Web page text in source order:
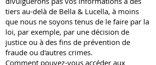
tiers au-delà de Bella & Lucella, à moins
que nous ne soyons tenus de le faire par la
loi, par exemple, par une décision de
justice ou à des fins de prévention de
fraude ou d'autres crimes.
Comment pouvez-vous accéder aux